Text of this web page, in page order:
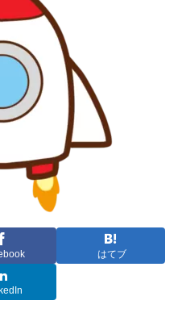
はてブ